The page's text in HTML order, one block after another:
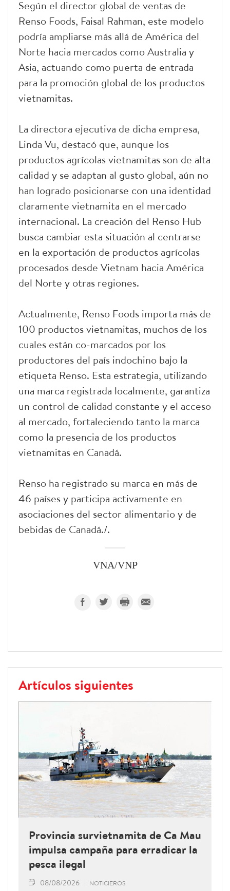
Según el director global de ventas de
Renso Foods, Faisal Rahman, este modelo
podría ampliarse más allá de América del
Norte hacia mercados como Australia y
Asia, actuando como puerta de entrada
para la promoción global de los productos
vietnamitas.
La directora ejecutiva de dicha empresa,
Linda Vu, destacó que, aunque los
productos agrícolas vietnamitas son de alta
calidad y se adaptan al gusto global, aún no
han logrado posicionarse con una identidad
claramente vietnamita en el mercado
internacional. La creación del Renso Hub
busca cambiar esta situación al centrarse
en la exportación de productos agrícolas
procesados desde Vietnam hacia América
del Norte y otras regiones.
Actualmente, Renso Foods importa más de
100 productos vietnamitas, muchos de los
cuales están co-marcados por los
productores del país indochino bajo la
etiqueta Renso. Esta estrategia, utilizando
una marca registrada localmente, garantiza
un control de calidad constante y el acceso
al mercado, fortaleciendo tanto la marca
como la presencia de los productos
vietnamitas en Canadá.
Renso ha registrado su marca en más de
46 países y participa activamente en
asociaciones del sector alimentario y de
bebidas de Canadá./.
VNA/VNP
Artículos siguientes
Provincia survietnamita de Ca Mau
impulsa campaña para erradicar la
pesca ilegal
08/08/2026 NOTICIEROS